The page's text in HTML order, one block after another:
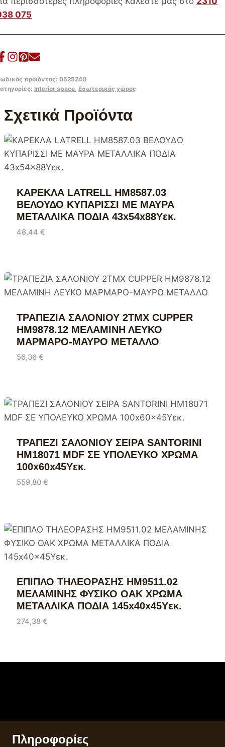
075
προϊόντος: 0525240
Interior space, Εσωτερικός χώρος
Σχετικά Προϊόντα
ΚΑΡΕΚΛΑ LATRELL HM8587.03
ΒΕΛΟΥΔΟ ΚΥΠΑΡΙΣΣΙ ΜΕ ΜΑΥΡΑ
ΜΕΤΑΛΛΙΚΑ ΠΟΔΙΑ 43x54x88Υεκ.
48,44 €
ΤΡΑΠΕΖΙΑ ΣΑΛΟΝΙΟΥ 2ΤΜΧ CUPPER
HM9878.12 ΜΕΛΑΜΙΝΗ ΛΕΥΚΟ
ΜΑΡΜΑΡΟ-ΜΑΥΡΟ ΜΕΤΑΛΛΟ
56,36 €
ΤΡΑΠΕΖΙ ΣΑΛΟΝΙΟΥ ΣΕΙΡΑ SANTORINI
HM18071 MDF ΣΕ ΥΠΟΛΕΥΚΟ ΧΡΩΜΑ
100x60x45Υεκ.
559,80 €
ΕΠΙΠΛΟ ΤΗΛΕΟΡΑΣΗΣ HM9511.02
ΜΕΛΑΜΙΝΗΣ ΦΥΣΙΚΟ OAK ΧΡΩΜΑ
ΜΕΤΑΛΛΙΚΑ ΠΟΔΙΑ 145x40x45Yεκ.
274,38 €
Πληροφορίες